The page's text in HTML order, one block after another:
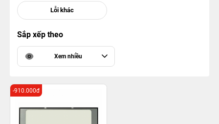
Sắp xếp theo
Xem nhiều
-910.000đ